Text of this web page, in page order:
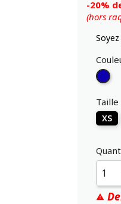
-20%
(hors
Bleu
Taille
XS
